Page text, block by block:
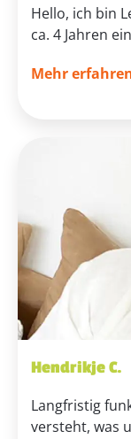
Hello, ich bin
ca. 4 Jahren
Mehr
Hendrikje C.
Langfristig
versteht, was